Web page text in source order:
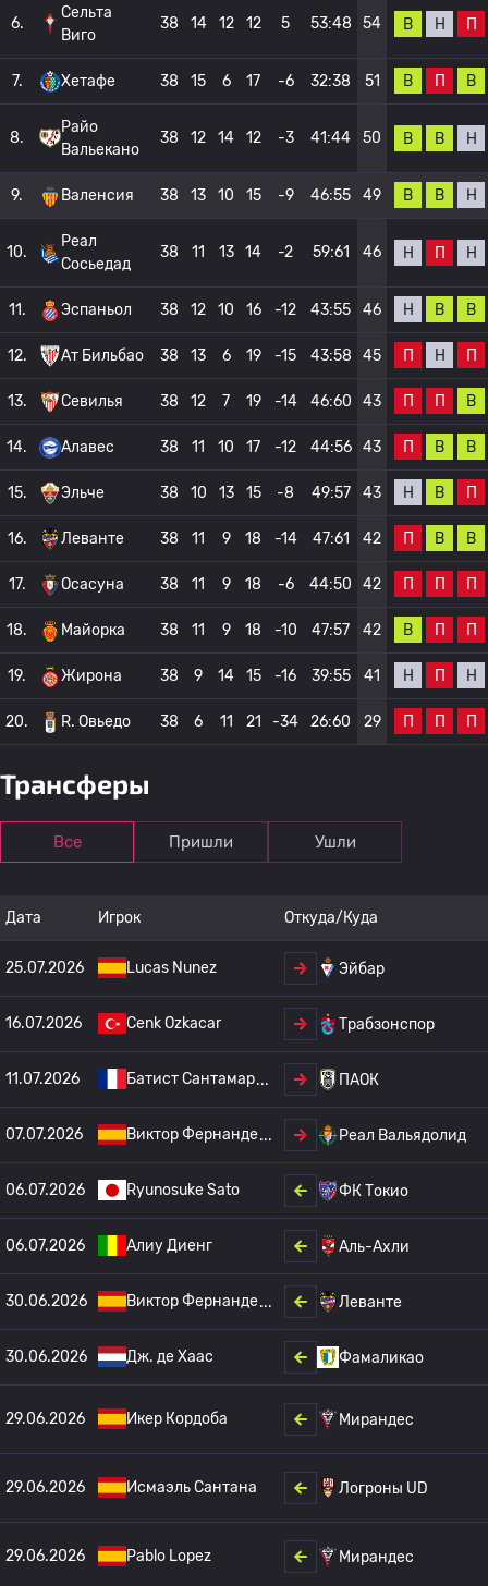
6.
Сельта
Виго
38 14 12 12 5 53:48 54 В Н П
7. Хетафе 38 15 6 17 -6 32:38 51 В П В
8.
Райо
Вальекано
38 12 14 12 -3 41:44 50 В В Н
9. Валенсия 38 13 10 15 -9 46:55 49 В В Н
10.
Реал
Сосьедад
38 11 13 14 -2 59:61 46 Н П Н
11. Эспаньол 38 12 10 16 -12 43:55 46 Н В В
12. Ат Бильбао 38 13 6 19 -15 43:58 45 П Н П
13. Севилья 38 12 7 19 -14 46:60 43 П П В
14. Алавес 38 11 10 17 -12 44:56 43 П В В
15. Эльче 38 10 13 15 -8 49:57 43 Н В П
16. Леванте 38 11 9 18 -14 47:61 42 П В В
17. Осасуна 38 11 9 18 -6 44:50 42 П П П
18. Майорка 38 11 9 18 -10 47:57 42 В П П
19. Жирона 38 9 14 15 -16 39:55 41 Н П Н
20. R. Овьедо 38 6 11 21 -34 26:60 29 П П П
Трансферы
Все Пришли Ушли
Дата Игрок Откуда/Куда
25.07.2026 Lucas Nunez Эйбар
16.07.2026 Cenk Ozkacar Трабзонспор
11.07.2026 Батист Сантамар ПАОК
07.07.2026 Виктор Фернанде Реал Вальядолид
06.07.2026 Ryunosuke Sato ФК Токио
06.07.2026 Алиу Диенг Аль-Ахли
30.06.2026 Виктор Фернанде Леванте
30.06.2026 Дж. де Хаас Фамаликао
29.06.2026 Икер Кордоба Мирандес
29.06.2026 Исмаэль Сантана Логроны UD
29.06.2026 Pablo Lopez Мирандес